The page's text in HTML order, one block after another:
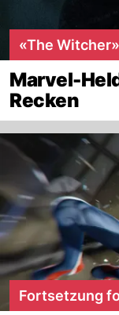
«The Witcher»
Marvel-
Recken
Fortsetzung